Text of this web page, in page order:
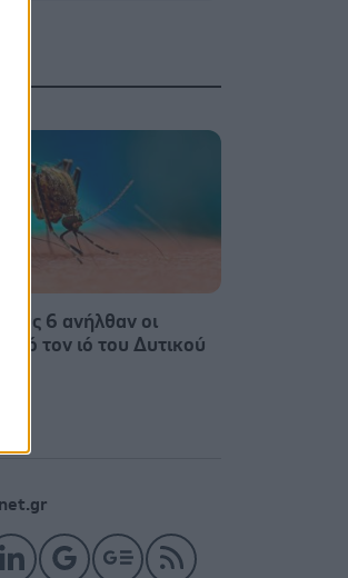
6 ανήλθαν οι
από τον ιό του Δυτικού